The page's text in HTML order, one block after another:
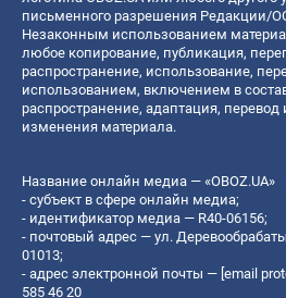
письменного разрешения Редакции/
Незаконным использованием
любое копирование, публикация,
распространение, использование,
использованием, включением в
распространение, адаптация,
изменения материала.
Название онлайн медиа — «OBOZ.UA»
- субъект в сфере онлайн медиа;
- идентификатор медиа — R40-06156;
- почтовый адрес — ул.
01013;
- адрес электронной почты — [email
585 46 20